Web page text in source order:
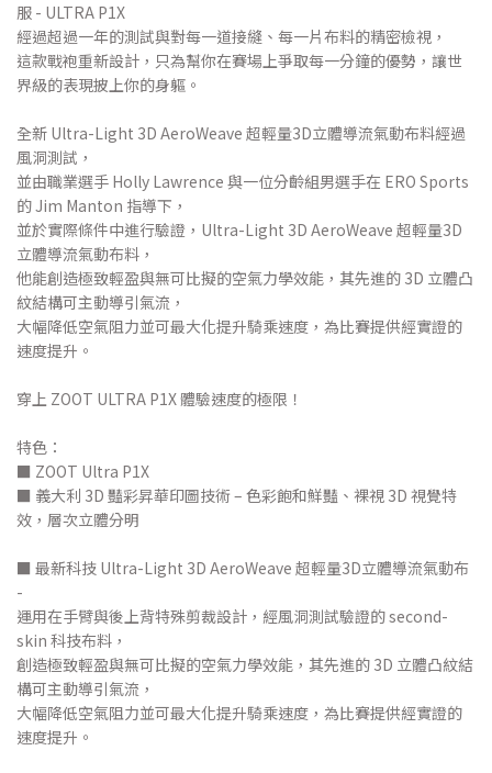
服 - ULTRA P1X
經過超過一年的測試與對每一道接縫、每一片布料的精密檢視，
這款戰袍重新設計，只為幫你在賽場上爭取每一分鐘的優勢，讓世
界級的表現披上你的身軀。
全新 Ultra-Light 3D AeroWeave 超輕量3D立體導流氣動布料經過
風洞測試，
並由職業選手 Holly Lawrence 與一位分齡組男選手在 ERO Sports
的 Jim Manton 指導下，
並於實際條件中進行驗證，Ultra-Light 3D AeroWeave 超輕量3D
立體導流氣動布料，
他能創造極致輕盈與無可比擬的空氣力學效能，其先進的 3D 立體凸
紋結構可主動導引氣流，
大幅降低空氣阻力並可最大化提升騎乘速度，為比賽提供經實證的
速度提升。
穿上 ZOOT ULTRA P1X 體驗速度的極限！
特色：
■ ZOOT Ultra P1X
■ 義大利 3D 豔彩昇華印圖技術 – 色彩飽和鮮豔、裸視 3D 視覺特
效，層次立體分明
■ 最新科技 Ultra-Light 3D AeroWeave 超輕量3D立體導流氣動布
-
運用在手臂與後上背特殊剪裁設計，經風洞測試驗證的 second-
skin 科技布料，
創造極致輕盈與無可比擬的空氣力學效能，其先進的 3D 立體凸紋結
構可主動導引氣流，
大幅降低空氣阻力並可最大化提升騎乘速度，為比賽提供經實證的
速度提升。